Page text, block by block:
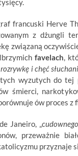
francuski Herve
z dżungli
związaną
favelach,
i chęć
tych wyzutych do tej
śmierci,
ów proces z
Janeiro, „
przeważnie
przyznaje